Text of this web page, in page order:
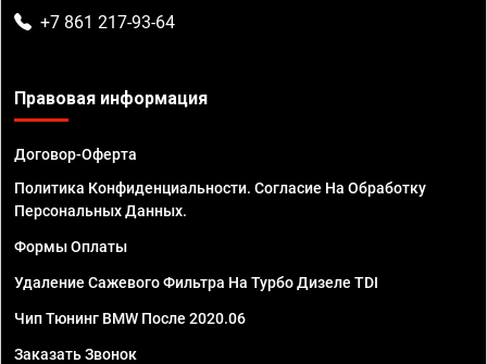
+7 861 217-93-64
Правовая информация
Договор-Оферта
Политика Конфиденциальности. Согласие На Обработку
Персональных Данных.
Формы Оплаты
Удаление Сажевого Фильтра На Турбо Дизеле TDI
Чип Тюнинг BMW После 2020.06
Заказать Звонок